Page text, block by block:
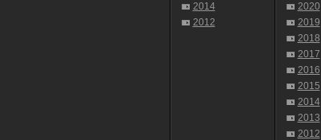
2014
2012
2020
2019
2018
2017
2016
2015
2014
2013
2012